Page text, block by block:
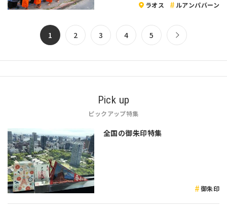
ラオス ルアンパバーン
1 2 3 4 5
Pick up
ピックアップ特集
全国の御朱印特集
御朱印